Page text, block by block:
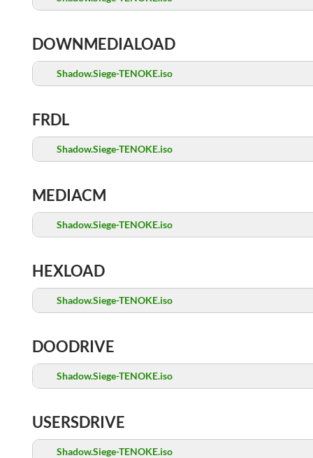
DOWNMEDIALOAD
Shadow.Siege-TENOKE.iso
FRDL
Shadow.Siege-TENOKE.iso
MEDIACM
Shadow.Siege-TENOKE.iso
HEXLOAD
Shadow.Siege-TENOKE.iso
DOODRIVE
Shadow.Siege-TENOKE.iso
USERSDRIVE
Shadow.Siege-TENOKE.iso